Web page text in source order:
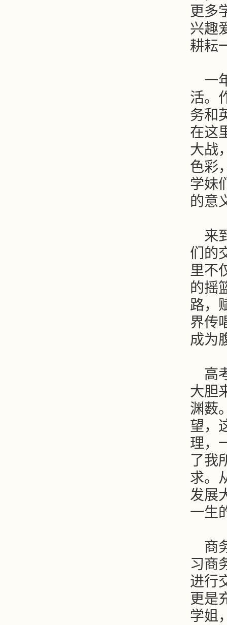
更多
兴趣
耕耘
一
活。
务和
在这
大战
色彩
学妹
的意
来
们的
里不
的摇
路，
界传
成为
高
大胆
渊薮
望，
理，
了我
求。
发展
一生
商
习商
进行
更是
学姐